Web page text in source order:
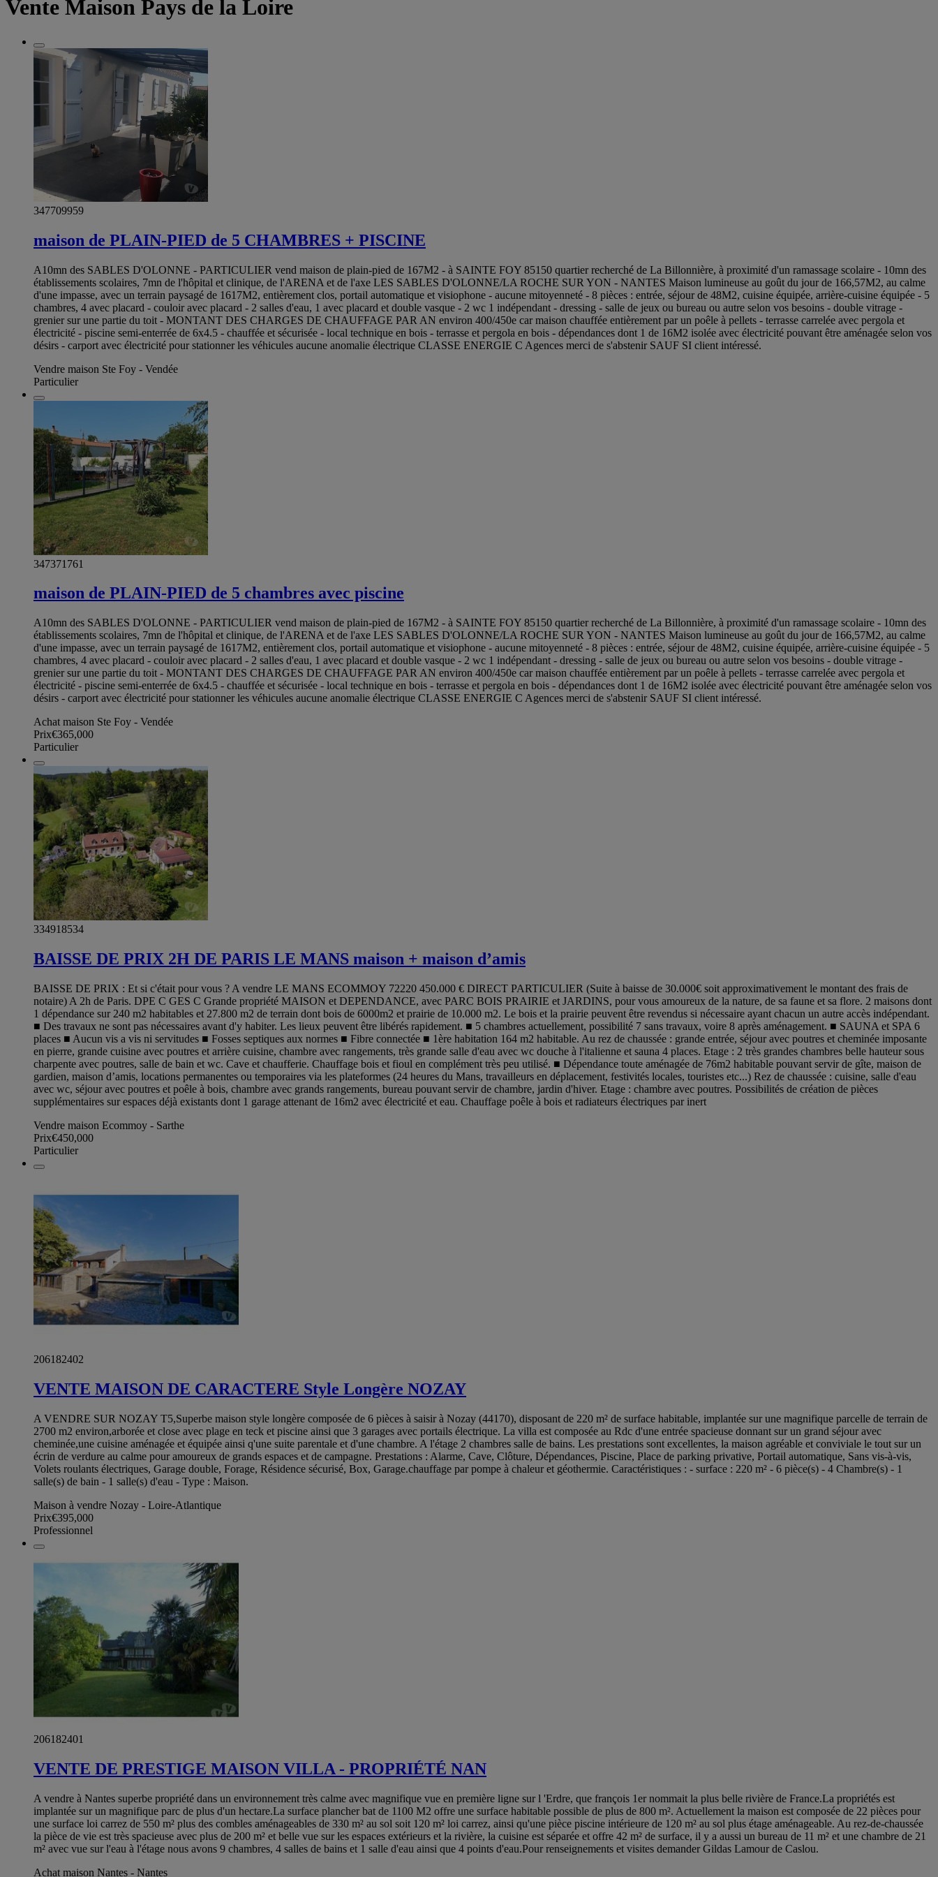
Vente Maison Pays de la Loire
347709959
maison de PLAIN-PIED de 5 CHAMBRES + PISCINE
A10mn des SABLES D'OLONNE - PARTICULIER vend maison de plain-pied de 167M2 - à SAINTE FOY 85150 quartier recherché de La Billonnière, à proximité d'un ramassage scolaire - 10mn des
établissements scolaires, 7mn de l'hôpital et clinique, de l'ARENA et de l'axe LES SABLES D'OLONNE/LA ROCHE SUR YON - NANTES Maison lumineuse au goût du jour de 166,57M2, au calme
d'une impasse, avec un terrain paysagé de 1617M2, entièrement clos, portail automatique et visiophone - aucune mitoyenneté - 8 pièces : entrée, séjour de 48M2, cuisine équipée, arrière-cuisine équipée - 5
chambres, 4 avec placard - couloir avec placard - 2 salles d'eau, 1 avec placard et double vasque - 2 wc 1 indépendant - dressing - salle de jeux ou bureau ou autre selon vos besoins - double vitrage -
grenier sur une partie du toit - MONTANT DES CHARGES DE CHAUFFAGE PAR AN environ 400/450e car maison chauffée entièrement par un poêle à pellets - terrasse carrelée avec pergola et
électricité - piscine semi-enterrée de 6x4.5 - chauffée et sécurisée - local technique en bois - terrasse et pergola en bois - dépendances dont 1 de 16M2 isolée avec électricité pouvant être aménagée selon vos
désirs - carport avec électricité pour stationner les véhicules aucune anomalie électrique CLASSE ENERGIE C Agences merci de s'abstenir SAUF SI client intéressé.
Vendre maison Ste Foy - Vendée
Particulier
347371761
maison de PLAIN-PIED de 5 chambres avec piscine
A10mn des SABLES D'OLONNE - PARTICULIER vend maison de plain-pied de 167M2 - à SAINTE FOY 85150 quartier recherché de La Billonnière, à proximité d'un ramassage scolaire - 10mn des
établissements scolaires, 7mn de l'hôpital et clinique, de l'ARENA et de l'axe LES SABLES D'OLONNE/LA ROCHE SUR YON - NANTES Maison lumineuse au goût du jour de 166,57M2, au calme
d'une impasse, avec un terrain paysagé de 1617M2, entièrement clos, portail automatique et visiophone - aucune mitoyenneté - 8 pièces : entrée, séjour de 48M2, cuisine équipée, arrière-cuisine équipée - 5
chambres, 4 avec placard - couloir avec placard - 2 salles d'eau, 1 avec placard et double vasque - 2 wc 1 indépendant - dressing - salle de jeux ou bureau ou autre selon vos besoins - double vitrage -
grenier sur une partie du toit - MONTANT DES CHARGES DE CHAUFFAGE PAR AN environ 400/450e car maison chauffée entièrement par un poêle à pellets - terrasse carrelée avec pergola et
électricité - piscine semi-enterrée de 6x4.5 - chauffée et sécurisée - local technique en bois - terrasse et pergola en bois - dépendances dont 1 de 16M2 isolée avec électricité pouvant être aménagée selon vos
désirs - carport avec électricité pour stationner les véhicules aucune anomalie électrique CLASSE ENERGIE C Agences merci de s'abstenir SAUF SI client intéressé.
Achat maison Ste Foy - Vendée
Prix€365,000
Particulier
334918534
BAISSE DE PRIX 2H DE PARIS LE MANS maison + maison d’amis
BAISSE DE PRIX : Et si c'était pour vous ? A vendre LE MANS ECOMMOY 72220 450.000 € DIRECT PARTICULIER (Suite à baisse de 30.000€ soit approximativement le montant des frais de
notaire) A 2h de Paris. DPE C GES C Grande propriété MAISON et DEPENDANCE, avec PARC BOIS PRAIRIE et JARDINS, pour vous amoureux de la nature, de sa faune et sa flore. 2 maisons dont
1 dépendance sur 240 m2 habitables et 27.800 m2 de terrain dont bois de 6000m2 et prairie de 10.000 m2. Le bois et la prairie peuvent être revendus si nécessaire ayant chacun un autre accès indépendant.
■ Des travaux ne sont pas nécessaires avant d'y habiter. Les lieux peuvent être libérés rapidement. ■ 5 chambres actuellement, possibilité 7 sans travaux, voire 8 après aménagement. ■ SAUNA et SPA 6
places ■ Aucun vis a vis ni servitudes ■ Fosses septiques aux normes ■ Fibre connectée ■ 1ère habitation 164 m2 habitable. Au rez de chaussée : grande entrée, séjour avec poutres et cheminée imposante
en pierre, grande cuisine avec poutres et arrière cuisine, chambre avec rangements, très grande salle d'eau avec wc douche à l'italienne et sauna 4 places. Etage : 2 très grandes chambres belle hauteur sous
charpente avec poutres, salle de bain et wc. Cave et chaufferie. Chauffage bois et fioul en complément très peu utilisé. ■ Dépendance toute aménagée de 76m2 habitable pouvant servir de gîte, maison de
gardien, maison d’amis, locations permanentes ou temporaires via les plateformes (24 heures du Mans, travailleurs en déplacement, festivités locales, touristes etc...) Rez de chaussée : cuisine, salle d'eau
avec wc, séjour avec poutres et poêle à bois, chambre avec grands rangements, bureau pouvant servir de chambre, jardin d'hiver. Etage : chambre avec poutres. Possibilités de création de pièces
supplémentaires sur espaces déjà existants dont 1 garage attenant de 16m2 avec électricité et eau. Chauffage poêle à bois et radiateurs électriques par inert
Vendre maison Ecommoy - Sarthe
Prix€450,000
Particulier
206182402
VENTE MAISON DE CARACTERE Style Longère NOZAY
A VENDRE SUR NOZAY T5,Superbe maison style longère composée de 6 pièces à saisir à Nozay (44170), disposant de 220 m² de surface habitable, implantée sur une magnifique parcelle de terrain de
2700 m2 environ,arborée et close avec plage en teck et piscine ainsi que 3 garages avec portails électrique. La villa est composée au Rdc d'une entrée spacieuse donnant sur un grand séjour avec
cheminée,une cuisine aménagée et équipée ainsi q'une suite parentale et d'une chambre. A l'étage 2 chambres salle de bains. Les prestations sont excellentes, la maison agréable et conviviale le tout sur un
écrin de verdure au calme pour amoureux de grands espaces et de campagne. Prestations : Alarme, Cave, Clôture, Dépendances, Piscine, Place de parking privative, Portail automatique, Sans vis-à-vis,
Volets roulants électriques, Garage double, Forage, Résidence sécurisé, Box, Garage.chauffage par pompe à chaleur et géothermie. Caractéristiques : - surface : 220 m² - 6 pièce(s) - 4 Chambre(s) - 1
salle(s) de bain - 1 salle(s) d'eau - Type : Maison.
Maison à vendre Nozay - Loire-Atlantique
Prix€395,000
Professionnel
206182401
VENTE DE PRESTIGE MAISON VILLA - PROPRIÉTÉ NAN
A vendre à Nantes superbe propriété dans un environnement très calme avec magnifique vue en première ligne sur l 'Erdre, que françois 1er nommait la plus belle rivière de France.La propriétés est
implantée sur un magnifique parc de plus d'un hectare.La surface plancher bat de 1100 M2 offre une surface habitable possible de plus de 800 m². Actuellement la maison est composée de 22 pièces pour
une surface loi carrez de 550 m² plus des combles aménageables de 330 m² au sol soit 120 m² loi carrez, ainsi qu'une pièce piscine intérieure de 120 m² au sol plus étage aménageable. Au rez-de-chaussée
la pièce de vie est très spacieuse avec plus de 200 m² et belle vue sur les espaces extérieurs et la rivière, la cuisine est séparée et offre 42 m² de surface, il y a aussi un bureau de 11 m² et une chambre de 21
m² avec vue sur l'eau à l'étage nous avons 9 chambres, 4 salles de bains et 1 salle d'eau ainsi que 4 points d'eau.Pour renseignements et visites demander Gildas Lamour de Caslou.
Achat maison Nantes - Nantes